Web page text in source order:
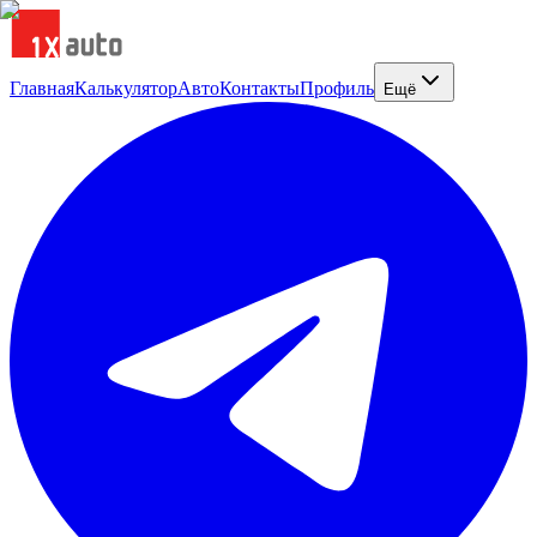
ГлавнаяКалькуляторАвтоКонтактыПрофиль Ещё